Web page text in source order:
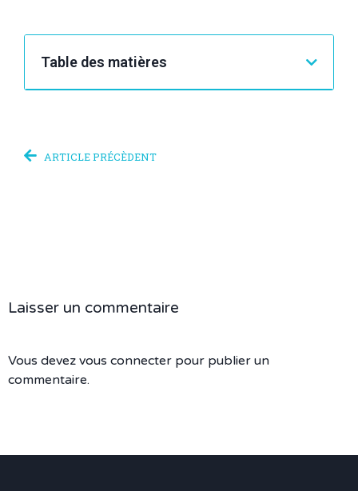
Table des matières
ARTICLE PRÉCÈDENT
Laisser un commentaire
Vous devez vous connecter pour publier un
commentaire.